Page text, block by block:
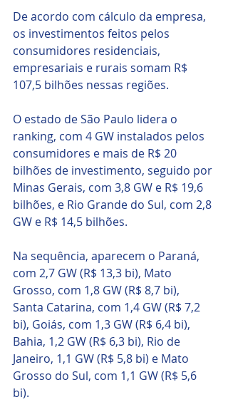
De acordo com cálculo da empresa,
os investimentos feitos pelos
consumidores residenciais,
empresariais e rurais somam R$
107,5 bilhões nessas regiões.
O estado de São Paulo lidera o
ranking, com 4 GW instalados pelos
consumidores e mais de R$ 20
bilhões de investimento, seguido por
Minas Gerais, com 3,8 GW e R$ 19,6
bilhões, e Rio Grande do Sul, com 2,8
GW e R$ 14,5 bilhões.
Na sequência, aparecem o Paraná,
com 2,7 GW (R$ 13,3 bi), Mato
Grosso, com 1,8 GW (R$ 8,7 bi),
Santa Catarina, com 1,4 GW (R$ 7,2
bi), Goiás, com 1,3 GW (R$ 6,4 bi),
Bahia, 1,2 GW (R$ 6,3 bi), Rio de
Janeiro, 1,1 GW (R$ 5,8 bi) e Mato
Grosso do Sul, com 1,1 GW (R$ 5,6
bi).